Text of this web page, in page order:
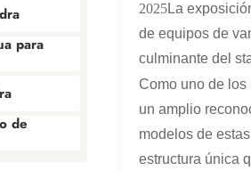
para
de
2025La
de equipos de
culminante del
Como uno de
un amplio
modelos de
estructura única